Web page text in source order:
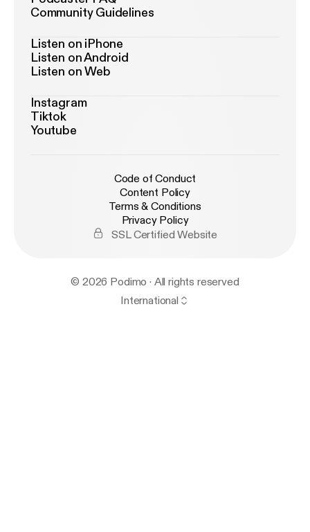
Community Guidelines
Listen on iPhone
Listen on Android
Listen on Web
Instagram
Tiktok
Youtube
Code of Conduct
Content Policy
Terms & Conditions
Privacy Policy
SSL Certified Website
© 2026 Podimo · All rights reserved
International